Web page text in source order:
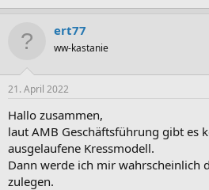
ert77
ww-kastanie
21. April 2022
Hallo zusammen,
laut AMB Geschäftsführung gibt es
ausgelaufene Kressmodell.
Dann werde ich mir wahrscheinlich
zulegen.